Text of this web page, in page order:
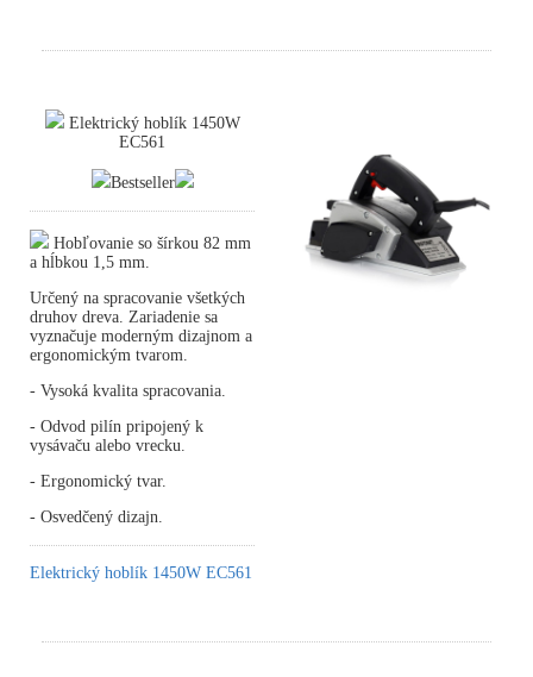
Elektrický hoblík 1450W
EC561
Bestseller
Hobľovanie so šírkou 82 mm
a hĺbkou 1,5 mm.
Určený na spracovanie všetkých
druhov dreva. Zariadenie sa
vyznačuje moderným dizajnom a
ergonomickým tvarom.
- Vysoká kvalita spracovania.
- Odvod pilín pripojený k
vysávaču alebo vrecku.
- Ergonomický tvar.
- Osvedčený dizajn.
Elektrický hoblík 1450W EC561